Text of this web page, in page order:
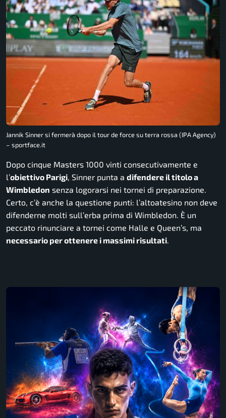
Jannik Sinner si fermerà dopo il tour de force su terra rossa (IPA Agency)
– sportface.it
Dopo cinque Masters 1000 vinti consecutivamente e
l’obiettivo Parigi , Sinner punta a difendere il titolo a
Wimbledon senza logorarsi nei tornei di preparazione.
Certo, c’è anche la questione punti: l’altoatesino non deve
difenderne molti sull’erba prima di Wimbledon. È un
peccato rinunciare a tornei come Halle e Queen’s, ma
necessario per ottenere i massimi risultati